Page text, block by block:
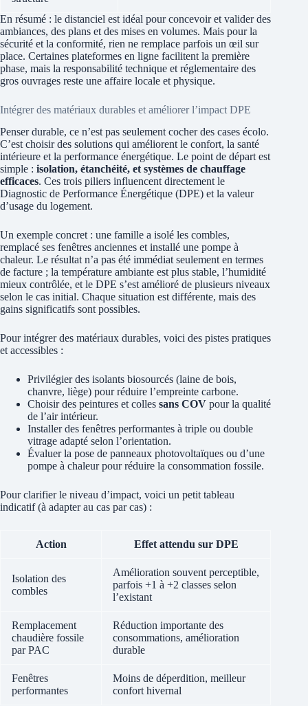
En résumé : le distanciel est idéal pour concevoir et valider des
ambiances, des plans et des mises en volumes. Mais pour la
sécurité et la conformité, rien ne remplace parfois un œil sur
place. Certaines plateformes en ligne facilitent la première
phase, mais la responsabilité technique et réglementaire des
gros ouvrages reste une affaire locale et physique.
Intégrer des matériaux durables et améliorer l’impact DPE
Penser durable, ce n’est pas seulement cocher des cases écolo.
C’est choisir des solutions qui améliorent le confort, la santé
intérieure et la performance énergétique. Le point de départ est
simple : isolation, étanchéité, et systèmes de chauffage
efficaces. Ces trois piliers influencent directement le
Diagnostic de Performance Énergétique (DPE) et la valeur
d’usage du logement.
Un exemple concret : une famille a isolé les combles,
remplacé ses fenêtres anciennes et installé une pompe à
chaleur. Le résultat n’a pas été immédiat seulement en termes
de facture ; la température ambiante est plus stable, l’humidité
mieux contrôlée, et le DPE s’est amélioré de plusieurs niveaux
selon le cas initial. Chaque situation est différente, mais des
gains significatifs sont possibles.
Pour intégrer des matériaux durables, voici des pistes pratiques
et accessibles :
Privilégier des isolants biosourcés (laine de bois,
chanvre, liège) pour réduire l’empreinte carbone.
Choisir des peintures et colles sans COV pour la qualité
de l’air intérieur.
Installer des fenêtres performantes à triple ou double
vitrage adapté selon l’orientation.
Évaluer la pose de panneaux photovoltaïques ou d’une
pompe à chaleur pour réduire la consommation fossile.
Pour clarifier le niveau d’impact, voici un petit tableau
indicatif (à adapter au cas par cas) :
Action Effet attendu sur DPE
Isolation des
combles
Amélioration souvent perceptible,
parfois +1 à +2 classes selon
l’existant
Remplacement
chaudière fossile
par PAC
Réduction importante des
consommations, amélioration
durable
Fenêtres
performantes
Moins de déperdition, meilleur
confort hivernal